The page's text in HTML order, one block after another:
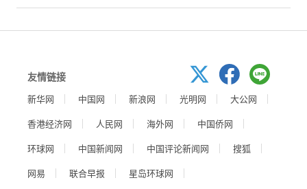
友情链接
新华网 中国网 新浪网 光明网
大公网
香港经济网
人民网 海外网
中国侨网
环球网
中国新闻网 中国评论新闻网
搜狐
网易
联合早报
星岛环球网